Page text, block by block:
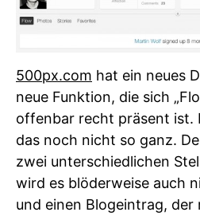
500px.com hat ein neues
neue Funktion, die sich
offenbar recht präsent ist.
das noch nicht so ganz.
zwei unterschiedlichen
wird es blöderweise auch
und einen Blogeintrag, der